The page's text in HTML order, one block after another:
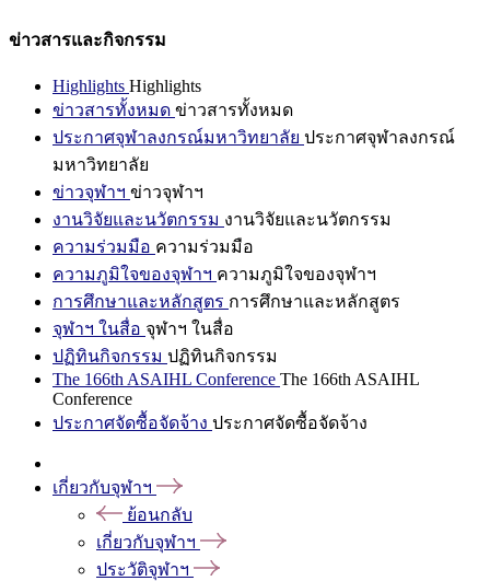
ข่าวสารและกิจกรรม
Highlights Highlights
ข่าวสารทั้งหมด ข่าวสารทั้งหมด
ประกาศจุฬาลงกรณ์มหาวิทยาลัย ประกาศจุฬาลงกรณ์
มหาวิทยาลัย
ข่าวจุฬาฯ ข่าวจุฬาฯ
งานวิจัยและนวัตกรรม งานวิจัยและนวัตกรรม
ความร่วมมือ ความร่วมมือ
ความภูมิใจของจุฬาฯ ความภูมิใจของจุฬาฯ
การศึกษาและหลักสูตร การศึกษาและหลักสูตร
จุฬาฯ ในสื่อ จุฬาฯ ในสื่อ
ปฏิทินกิจกรรม ปฏิทินกิจกรรม
The 166th ASAIHL Conference The 166th ASAIHL
Conference
ประกาศจัดซื้อจัดจ้าง ประกาศจัดซื้อจัดจ้าง
เกี่ยวกับจุฬาฯ
ย้อนกลับ
เกี่ยวกับจุฬาฯ
ประวัติจุฬาฯ